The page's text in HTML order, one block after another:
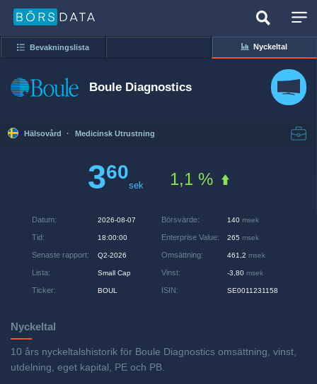
Bevakningslista Nyckeltal
Boule Diagnostics
Hälsovård · Medicinsk Utrustning
360
sek 1,1 %
Datum: 2026-08-07
Tid: 18:00:00
Senaste rapport: Q2-2026
Lista: Small Cap
Ticker: BOUL
Börsvärde: 140 msek
Enterprise Value: 265 msek
Omsättning: 461,2 msek
Vinst: -3,80 msek
ISIN: SE0011231158
Nyckeltal
10 års nyckeltalshistorik för Boule Diagnostics omsättning, vinst,
utdelning, eget kapital, PE och PB.